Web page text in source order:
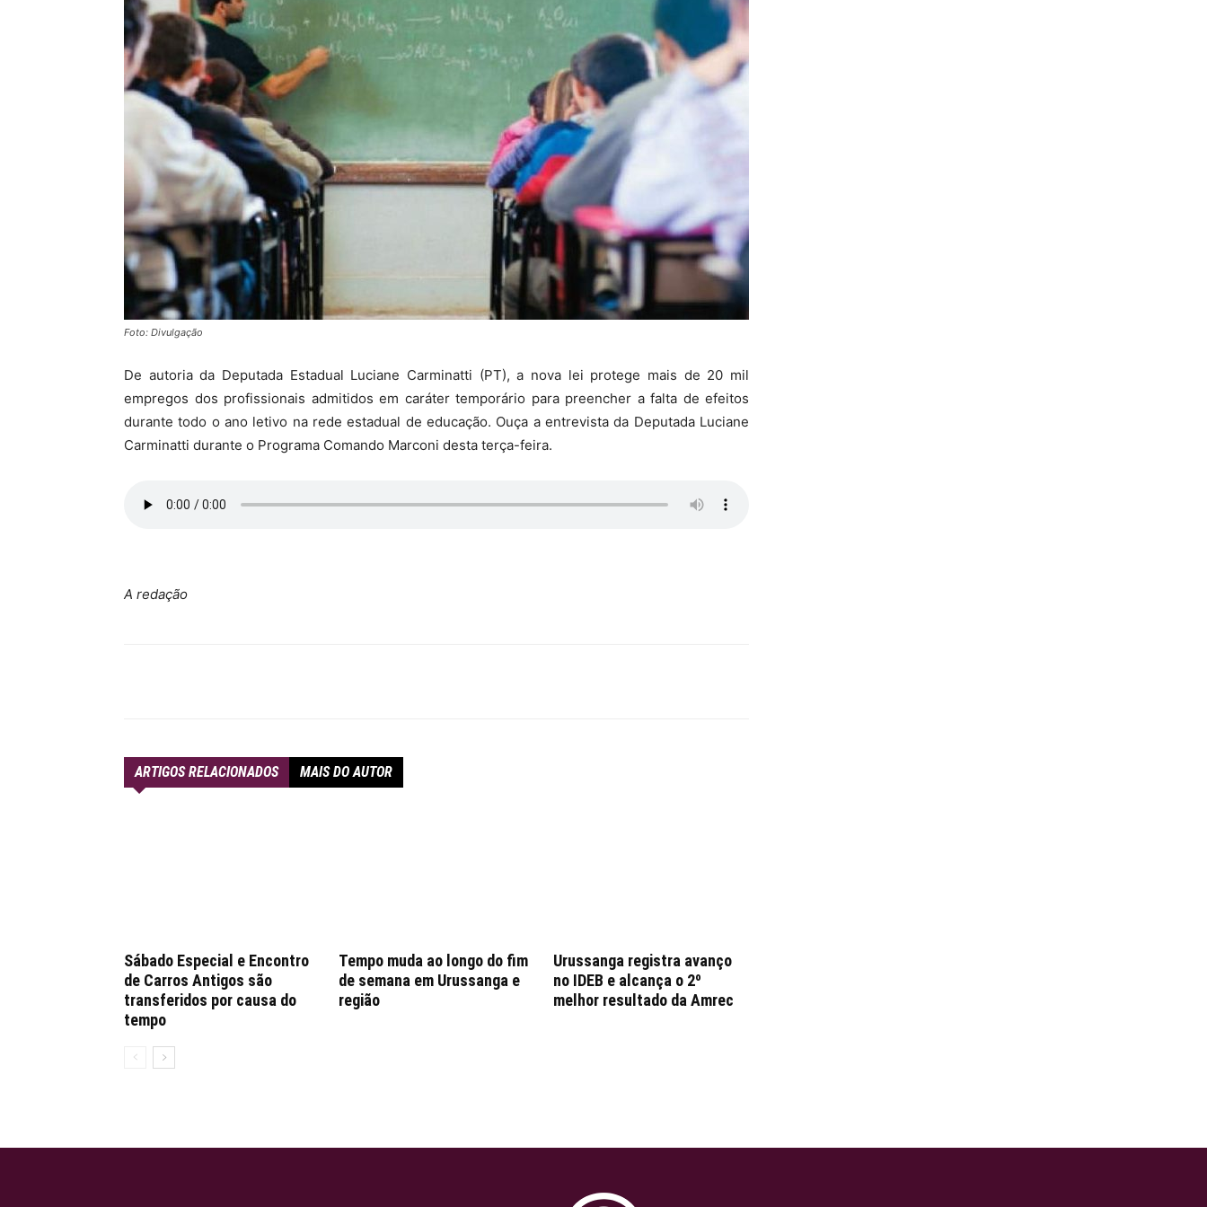
MHZ
Foto: Divulgação
De autoria da Deputada Estadual Luciane Carminatti (PT), a nova lei protege mais de 20 mil
empregos dos profissionais admitidos em caráter temporário para preencher a falta de efeitos
durante todo o ano letivo na rede estadual de educação. Ouça a entrevista da Deputada Luciane
Carminatti durante o Programa Comando Marconi desta terça-feira.
A redação
ARTIGOS RELACIONADOS MAIS DO AUTOR
Sábado Especial e Encontro
de Carros Antigos são
transferidos por causa do
tempo
Tempo muda ao longo do fim
de semana em Urussanga e
região
Urussanga registra avanço
no IDEB e alcança o 2º
melhor resultado da Amrec